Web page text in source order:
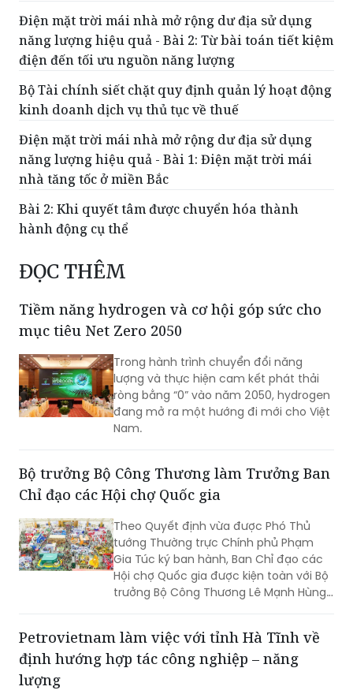
Điện mặt trời mái nhà mở rộng dư địa sử dụng
năng lượng hiệu quả - Bài 2: Từ bài toán tiết kiệm
điện đến tối ưu nguồn năng lượng
Bộ Tài chính siết chặt quy định quản lý hoạt động
kinh doanh dịch vụ thủ tục về thuế
Điện mặt trời mái nhà mở rộng dư địa sử dụng
năng lượng hiệu quả - Bài 1: Điện mặt trời mái
nhà tăng tốc ở miền Bắc
Bài 2: Khi quyết tâm được chuyển hóa thành
hành động cụ thể
ĐỌC THÊM
Tiềm năng hydrogen và cơ hội góp sức cho
mục tiêu Net Zero 2050
Trong hành trình chuyển đổi năng
lượng và thực hiện cam kết phát thải
ròng bằng “0” vào năm 2050, hydrogen
đang mở ra một hướng đi mới cho Việt
Nam.
Bộ trưởng Bộ Công Thương làm Trưởng Ban
Chỉ đạo các Hội chợ Quốc gia
Theo Quyết định vừa được Phó Thủ
tướng Thường trực Chính phủ Phạm
Gia Túc ký ban hành, Ban Chỉ đạo các
Hội chợ Quốc gia được kiện toàn với Bộ
trưởng Bộ Công Thương Lê Mạnh Hùng
Petrovietnam làm việc với tỉnh Hà Tĩnh về
định hướng hợp tác công nghiệp – năng
lượng